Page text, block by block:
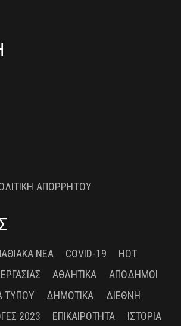
ΑΠΟΡΡΗΤΟΥ
ΝΈΑ COVID-19
HOT
ΑΘΛΗΤΙΚΆ
ΑΠΌΔΗΜΟΙ
ΤΎΠΟΥ ΔΗΜΟΤΙΚΆ
ΔΙΕΘΝΉ
2023 ΕΠΙΚΑΙΡΌΤΗΤΑ ΙΣΤΟΡΊΑ